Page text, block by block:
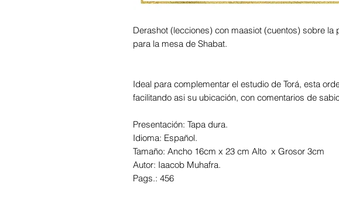
Derashot (lecciones) con maasiot (cuentos) sobre la
para la mesa de Shabat.
Ideal para complementar el estudio de Torá, esta
facilitando asi su ubicación, con comentarios de
Presentación: Tapa dura.
Idioma: Español.
Tamaño: Ancho 16cm x 23 cm Alto x Grosor 3cm
Autor: Iaacob Muhafra.
Pags.: 456